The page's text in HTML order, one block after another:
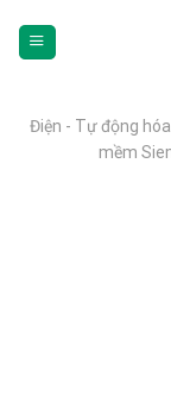
dịch)Điện - Tự động
mềm